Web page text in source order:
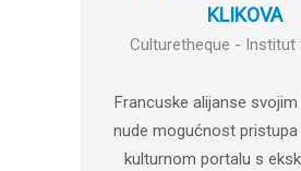
KLIKOVA
Culturetheque - Institut
Francuske alijanse
nude mogućnost
kulturnom portalu s